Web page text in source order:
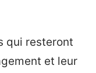
qui resteront
et leur